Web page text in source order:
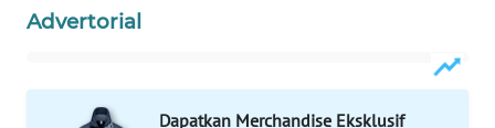
Advertorial
Dapatkan Merchandise Eksklusif
LISTRIK
TRAVEL